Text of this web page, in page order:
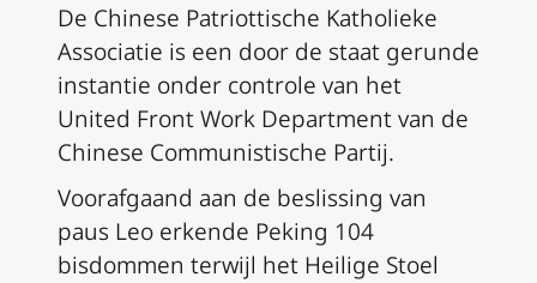
De Chinese Patriottische Katholieke
Associatie is een door de staat gerunde
instantie onder controle van het
United Front Work Department van de
Chinese Communistische Partij.
Voorafgaand aan de beslissing van
paus Leo erkende Peking 104
bisdommen terwijl het Heilige Stoel